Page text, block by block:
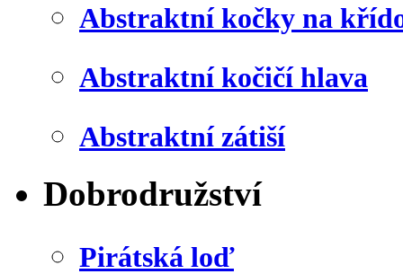
Abstraktní kočky na
Abstraktní kočičí hlava
Abstraktní zátiší
Dobrodružství
Pirátská loď